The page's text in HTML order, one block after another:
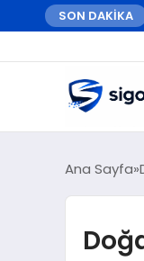
SON DAKİKA
Ana Sayfa